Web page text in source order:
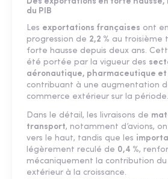
du PIB
Les exportations françaises ont
progression de 2,2 % au troisième
forte hausse depuis deux ans.
été portée par la vigueur des
aéronautique, pharmaceutique et
contribuant à une augmentation
commerce extérieur sur la période.
Dans le détail, les livraisons de
transport, notamment d’avions,
vers le haut, tandis que les
légèrement reculé de 0,4 %,
mécaniquement la contribution
extérieur à la croissance.